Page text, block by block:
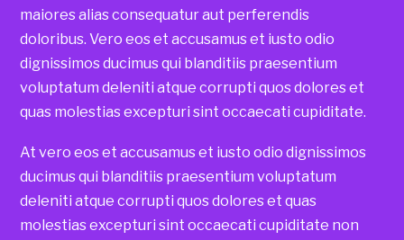
maiores alias consequatur aut perferendis
doloribus. Vero eos et accusamus et iusto odio
dignissimos ducimus qui blanditiis praesentium
voluptatum deleniti atque corrupti quos dolores et
quas molestias excepturi sint occaecati cupiditate.
At vero eos et accusamus et iusto odio dignissimos
ducimus qui blanditiis praesentium voluptatum
deleniti atque corrupti quos dolores et quas
molestias excepturi sint occaecati cupiditate non